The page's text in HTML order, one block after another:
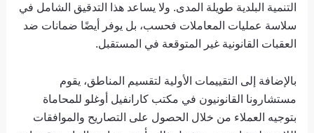
التنمية البلدية طويلة المدى. ولا يساعد هذا التدقيق الشامل في
سلاسة عمليات المعاملات فحسب، بل يوفر أيضًا ضمانات ضد
العقبات القانونية غير المتوقعة في المستقبل.
بالإضافة إلى التقييمات الأولية لتقسيم المناطق، يقوم
مستشارونا القانونيون في مكتب كارانفيل أوغلو للمحاماة
بتوجيه العملاء من خلال الحصول على التصاريح والموافقات